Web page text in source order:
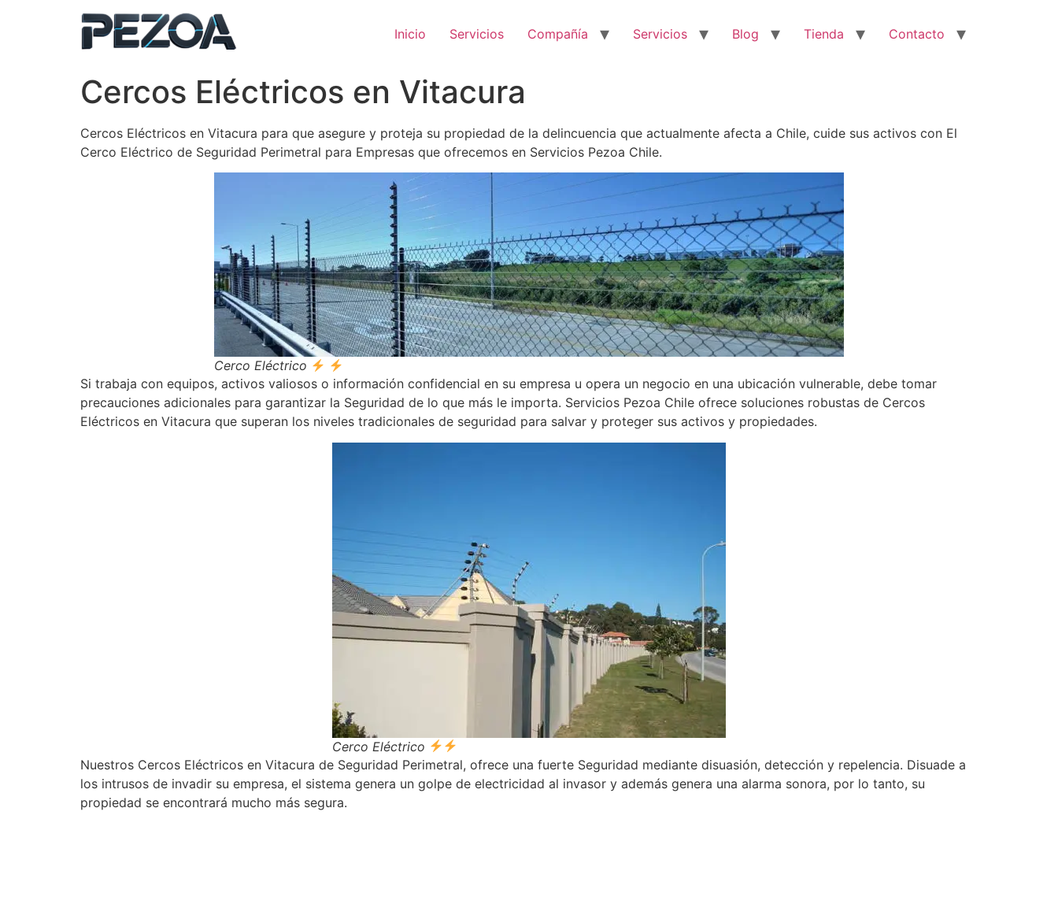
Inicio Servicios Compañía Servicios Blog Tienda Contacto
Cercos Eléctricos en Vitacura
Cercos Eléctricos en Vitacura para que asegure y proteja su propiedad de la delincuencia que actualmente afecta a Chile, cuide sus activos con El
Cerco Eléctrico de Seguridad Perimetral para Empresas que ofrecemos en Servicios Pezoa Chile.
Cerco Eléctrico
Si trabaja con equipos, activos valiosos o información confidencial en su empresa u opera un negocio en una ubicación vulnerable, debe tomar
precauciones adicionales para garantizar la Seguridad de lo que más le importa. Servicios Pezoa Chile ofrece soluciones robustas de Cercos
Eléctricos en Vitacura que superan los niveles tradicionales de seguridad para salvar y proteger sus activos y propiedades.
Cerco Eléctrico
Nuestros Cercos Eléctricos en Vitacura de Seguridad Perimetral, ofrece una fuerte Seguridad mediante disuasión, detección y repelencia. Disuade a
los intrusos de invadir su empresa, el sistema genera un golpe de electricidad al invasor y además genera una alarma sonora, por lo tanto, su
propiedad se encontrará mucho más segura.